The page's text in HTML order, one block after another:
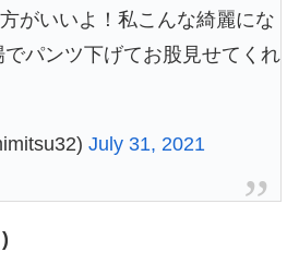
がいいよ！私こんな綺麗にな
パンツ下げてお股見せてくれ
July 31, 2021